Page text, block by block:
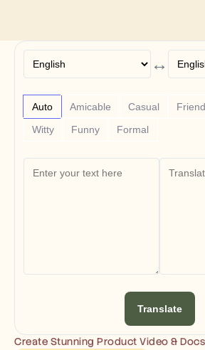
Create Stunning Product Video &
↔
Auto Amicable Casual
Witty
Funny Formal
Translate
Careers
Announcement
Partner Program
Sales Enablement
Pre-sales
Product Marketing
See more